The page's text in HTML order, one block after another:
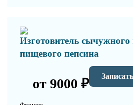
Изготовитель
пищевого пепсина
от 9000 ₽